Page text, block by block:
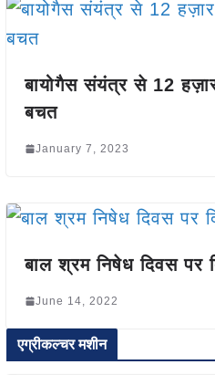
बायोगैस संयंत्र से 12
बचत
January 7, 2023
बाल श्रम निषेध दिवस पर
June 14, 2022
एग्रीकल्चर मशीन